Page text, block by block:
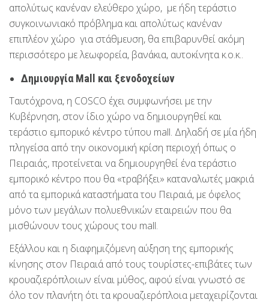
απολύτως κανέναν ελεύθερο χώρο, με ήδη τεράστιο
συγκοινωνιακό πρόβλημα και απολύτως κανέναν
επιπλέον χώρο για στάθμευση, θα επιβαρυνθεί ακόμη
περισσότερο με λεωφορεία, βανάκια, αυτοκίνητα κ.ο.κ..
Δημιουργία Mall και ξενοδοχείων
Ταυτόχρονα, η COSCO έχει συμφωνήσει με την
Κυβέρνηση, στον ίδιο χώρο να δημιουργηθεί και
τεράστιο εμπορικό κέντρο τύπου mall. Δηλαδή σε μία ήδη
πληγείσα από την οικονομική κρίση περιοχή όπως ο
Πειραιάς, προτείνεται να δημιουργηθεί ένα τεράστιο
εμπορικό κέντρο που θα «τραβήξει» καταναλωτές μακριά
από τα εμπορικά καταστήματα του Πειραιά, με όφελος
μόνο των μεγάλων πολυεθνικών εταιρειών που θα
μισθώνουν τους χώρους του mall.
Εξάλλου και η διαφημιζόμενη αύξηση της εμπορικής
κίνησης στον Πειραιά από τους τουρίστες-επιβάτες των
κρουαζιερόπλοιων είναι μύθος, αφού είναι γνωστό σε
όλο τον πλανήτη ότι τα κρουαζιερόπλοια μεταχειρίζονται